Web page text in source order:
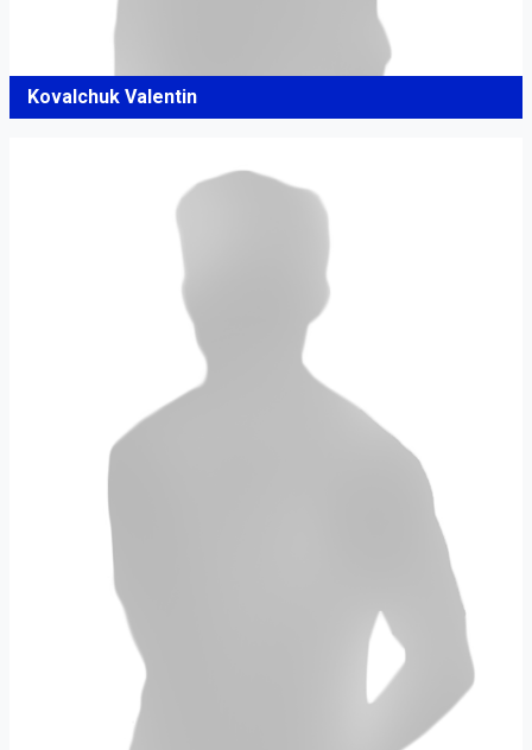
Kovalchuk Valentin